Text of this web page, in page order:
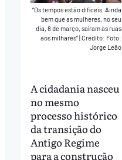
“Os tempos estão difíceis. Ainda
bem que as mulheres, no seu
dia, 8 de março, saíram às ruas
aos milhares”|Crédito: Foto:
Jorge Leão
A cidadania nasceu
no mesmo
processo histórico
da transição do
Antigo Regime
para a construção